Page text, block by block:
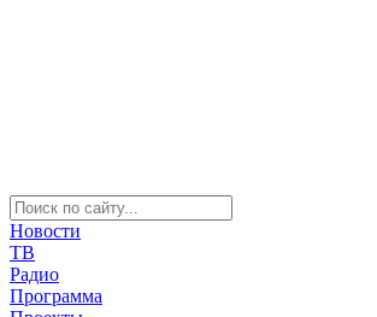
Новости
ТВ
Радио
Программа